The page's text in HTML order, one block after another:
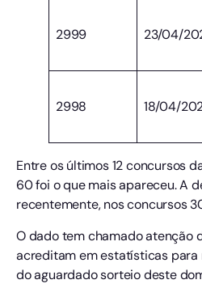
2999 23/04/
2998 18/04/
Entre os últimos 12 concursos
60 foi o que mais apareceu. A
recentemente, nos concursos
O dado tem chamado atenção
acreditam em estatísticas para
do aguardado sorteio deste